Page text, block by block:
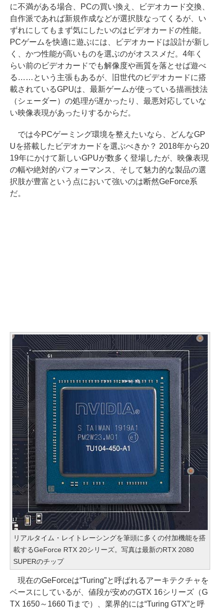
に不満がある場合、PCの買い換え、ビデオカード交換、
自作派であれば新規作成などが選択肢なってくるが、い
ずれにしてもまず気にしたいのはビデオカードの性能。
PCゲームを快適に遊ぶには、ビデオカードは設計が新し
く、かつ性能が高いものを選ぶのがオススメだ。4年く
らい前のビデオカードでも解像度や画質を落とせば遊べ
る……という主張もあるが、旧世代のビデオカードに搭
載されているGPUは、最新ゲームが使っている描画技法
（シェーダー）の処理が遅かったり、最悪対応していな
い映像表現があったりするからだ。
では今PCゲーミング環境を整えたいなら、どんなGP
Uを搭載したビデオカードを選ぶべきか？ 2018年から20
19年にかけて新しいGPUが数多く登場したが、映像表現
の幅や絶対的パフォーマンス、そして魅力的な製品の選
択肢が豊富という点において強いのは断然GeForce系
だ。
リアルタイム・レイトレーシングを筆頭に多くの付加機能を搭
載するGeForce RTX 20シリーズ。写真は最新のRTX 2080
SUPERのチップ
現在のGeForceは“Turing”と呼ばれるアーキテクチャを
ベースにしているが、値段が安めのGTX 16シリーズ（G
TX 1650～1660 Tiまで）、業界的には“Turing GTX”と呼